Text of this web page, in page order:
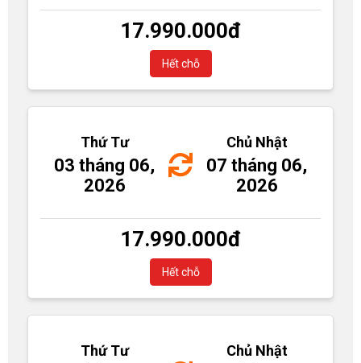
17.990.000đ
Hết chỗ
Thứ Tư
03 tháng 06,
2026
Chủ Nhật
07 tháng 06,
2026
17.990.000đ
Hết chỗ
Thứ Tư Chủ Nhật